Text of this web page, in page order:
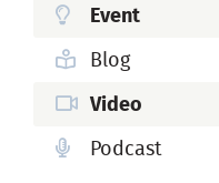
Event
Blog
Video
Podcast